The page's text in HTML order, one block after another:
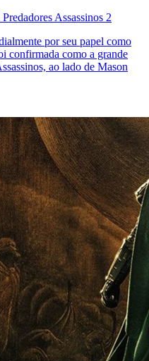
Assassinos 2
por seu papel como
confirmada como a grande
ao lado de Mason